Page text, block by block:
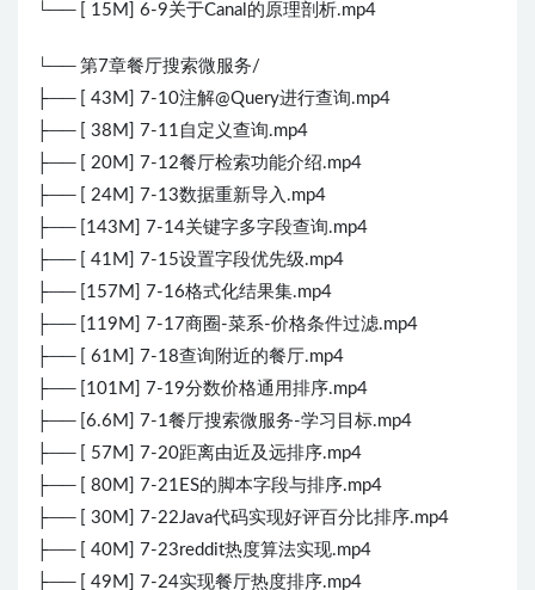
└── [ 15M] 6-9关于Canal的原理剖析.mp4
└── 第7章餐厅搜索微服务/
├── [ 43M] 7-10注解@Query进行查询.mp4
├── [ 38M] 7-11自定义查询.mp4
├── [ 20M] 7-12餐厅检索功能介绍.mp4
├── [ 24M] 7-13数据重新导入.mp4
├── [143M] 7-14关键字多字段查询.mp4
├── [ 41M] 7-15设置字段优先级.mp4
├── [157M] 7-16格式化结果集.mp4
├── [119M] 7-17商圈-菜系-价格条件过滤.mp4
├── [ 61M] 7-18查询附近的餐厅.mp4
├── [101M] 7-19分数价格通用排序.mp4
├── [6.6M] 7-1餐厅搜索微服务-学习目标.mp4
├── [ 57M] 7-20距离由近及远排序.mp4
├── [ 80M] 7-21ES的脚本字段与排序.mp4
├── [ 30M] 7-22Java代码实现好评百分比排序.mp4
├── [ 40M] 7-23reddit热度算法实现.mp4
├── [ 49M] 7-24实现餐厅热度排序.mp4